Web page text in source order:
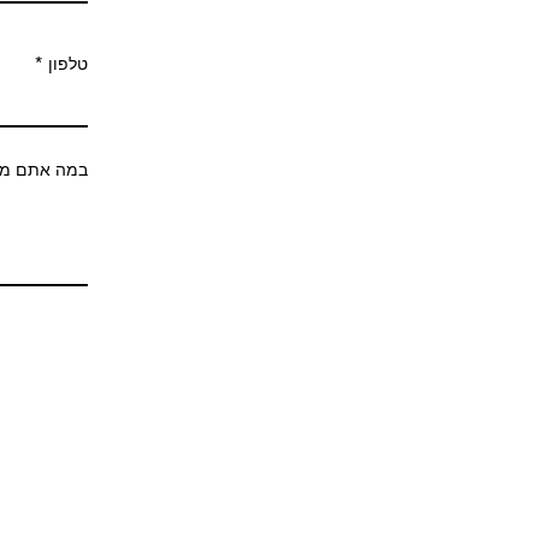
טלפון
במה אתם